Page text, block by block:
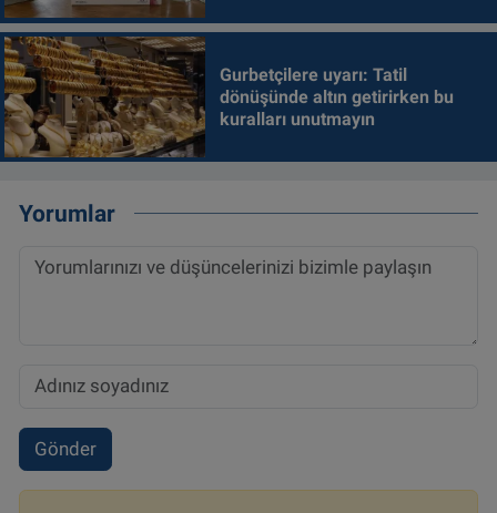
Gurbetçilere uyarı: Tatil
dönüşünde altın getirirken bu
kuralları unutmayın
Yorumlar
Gönder